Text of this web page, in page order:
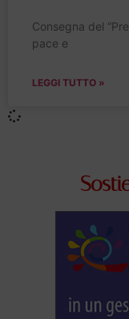
Consegna del
pace e
LEGGI TUTTO »